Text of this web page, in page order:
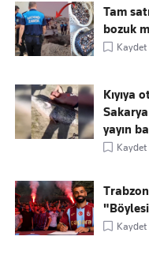
Tam
bozuk
Kaydet
Kıyıya
yayın
Kaydet
Kaydet